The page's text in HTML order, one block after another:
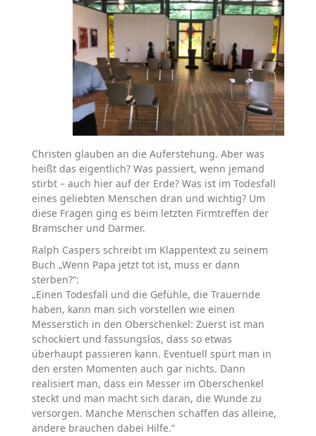
Christen glauben an die Auferstehung. Aber was
heißt das eigentlich? Was passiert, wenn jemand
stirbt – auch hier auf der Erde? Was ist im Todesfall
eines geliebten Menschen dran und wichtig? Um
diese Fragen ging es beim letzten Firmtreffen der
Bramscher und Darmer.
Ralph Caspers schreibt im Klappentext zu seinem
Buch „Wenn Papa jetzt tot ist, muss er dann
sterben?“:
„Einen Todesfall und die Gefühle, die Trauernde
haben, kann man sich vorstellen wie einen
Messerstich in den Oberschenkel: Zuerst ist man
schockiert und fassungslos, dass so etwas
überhaupt passieren kann. Eventuell spürt man in
den ersten Momenten auch gar nichts. Dann
realisiert man, dass ein Messer im Oberschenkel
steckt und man macht sich daran, die Wunde zu
versorgen. Manche Menschen schaffen das alleine,
andere brauchen dabei Hilfe.“